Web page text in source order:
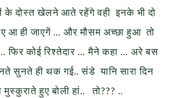
के दोस्त खेलने आते रहेंगे वही इनके भी दो
आ ही जाएगें … और मौसम अच्छा हुआ तो
फिर कोई रिश्तेदार … मैने कहा … अरे बस
सुनते ही थक गई.. संडे यानि सारा दिन
मुस्कुराते हुए बोली हां.. तो??? ..